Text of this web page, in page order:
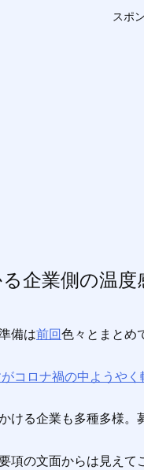
スポ
企業側の温度
備は前回色々とまとめ
コロナ禍の中ようや
ける企業も多種多様。
項の文面からは見えて